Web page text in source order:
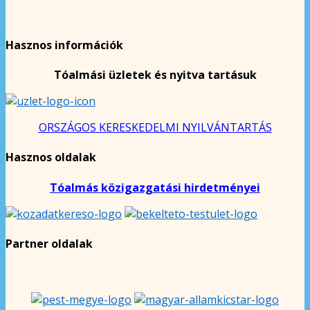
Hasznos információk
Tóalmási üzletek és nyitva tartásuk
ORSZÁGOS KERESKEDELMI NYILVÁNTARTÁS
Hasznos oldalak
Tóalmás közigazgatási hirdetményei
Partner oldalak